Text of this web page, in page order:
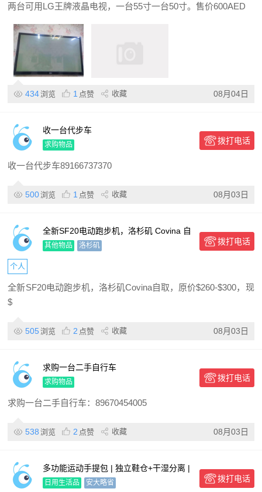
两台可用LG王牌液晶电视，一台55寸一台50寸。售价600AED
434浏览 1 点赞 收藏 08月04日
收一台代步车
求购物品 拨打电话
收一台代步车89166737370
500浏览 1 点赞 收藏 08月03日
全新SF20电动跑步机，洛杉矶 Covina 自
取，原价$260-$300，现 $160出
其他物品 洛杉矶 拨打电话
个人
全新SF20电动跑步机，洛杉矶Covina自取，原价$260-$300，现
$
505 浏览 2 点赞 收藏 08月03日
求购一台二手自行车
求购物品 拨打电话
求购一台二手自行车：89670454005
538 浏览 2 点赞 收藏 08月03日
多功能运动手提包 | 独立鞋仓+干湿分离 |
纯素皮革手柄与防水尼龙面料 | 健身/舞蹈/
日用生活品 安大略省 拨打电话